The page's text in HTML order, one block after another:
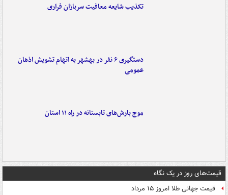
تکذیب شایعه معافیت سربازان فراری
دستگیری ۶ نفر در بهشهر به اتهام تشویش اذهان
عمومی
موج بارش‌های تابستانه در راه ۱۱ استان
قیمت‌های روز در یک نگاه
قیمت جهانی طلا امروز ۱۵ مرداد